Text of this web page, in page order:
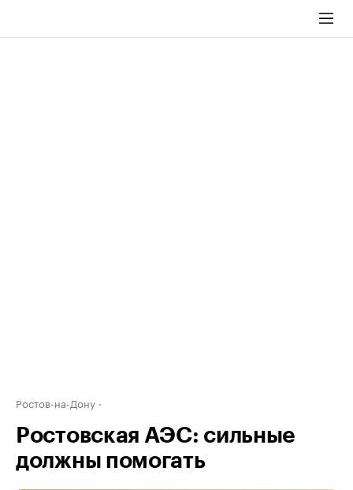
Ростов-на-Дону
Ростовская АЭС: сильные
должны помогать